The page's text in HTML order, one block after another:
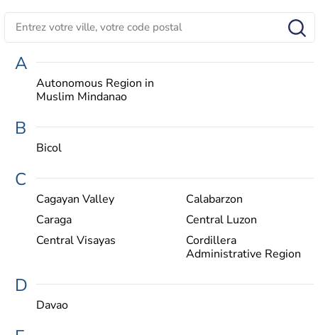
A
Autonomous Region in
Muslim Mindanao
B
Bicol
C
Cagayan Valley
Calabarzon
Caraga
Central Luzon
Central Visayas
Cordillera
Administrative Region
D
Davao